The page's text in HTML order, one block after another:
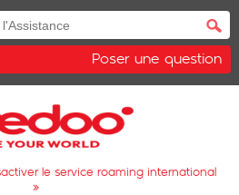
Poser une question
le service roaming international
»